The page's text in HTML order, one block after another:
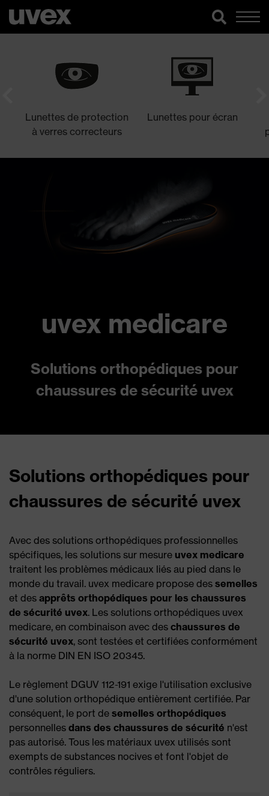
Lunettes de protection
à verres correcteurs
Lunettes pour écran
uvex medicare
Solutions orthopédiques pour
chaussures de sécurité uvex
Solutions orthopédiques pour
chaussures de sécurité uvex
Avec des solutions orthopédiques professionnelles
spécifiques, les solutions sur mesure uvex medicare
traitent les problèmes médicaux liés au pied dans le
monde du travail. uvex medicare propose des semelles
et des apprêts orthopédiques pour les chaussures
de sécurité uvex. Les solutions orthopédiques uvex
medicare, en combinaison avec des chaussures de
sécurité uvex, sont testées et certifiées conformément
à la norme DIN EN ISO 20345.
Le règlement DGUV 112-191 exige l'utilisation exclusive
d'une solution orthopédique entièrement certifiée. Par
conséquent, le port de semelles orthopédiques
personnelles dans des chaussures de sécurité n'est
pas autorisé. Tous les matériaux uvex utilisés sont
exempts de substances nocives et font l'objet de
contrôles réguliers.